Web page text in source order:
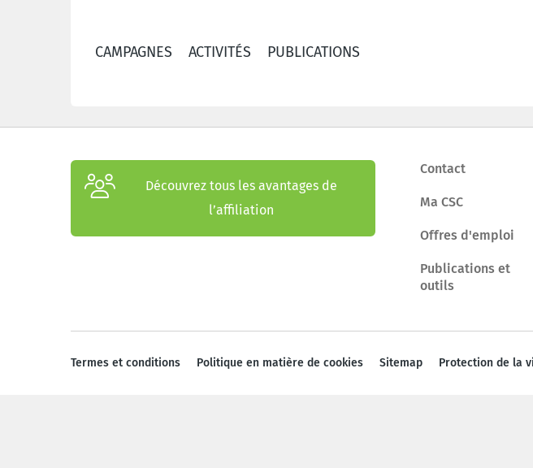
CAMPAGNES ACTIVITÉS PUBLICATIONS
Découvrez tous les avantages de
l’affiliation
Contact
Ma CSC
Offres d'emploi
Publications et
outils
Termes et conditions Politique en matière de cookies Sitemap Protection de la